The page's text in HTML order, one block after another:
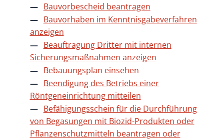
Bauvorbescheid beantragen
Bauvorhaben im Kenntnisgabeverfahren
anzeigen
Beauftragung Dritter mit internen
Sicherungsmaßnahmen anzeigen
Bebauungsplan einsehen
Beendigung des Betriebs einer
Röntgeneinrichtung mitteilen
Befähigungsschein für die Durchführung
von Begasungen mit Biozid-Produkten oder
Pflanzenschutzmitteln beantragen oder